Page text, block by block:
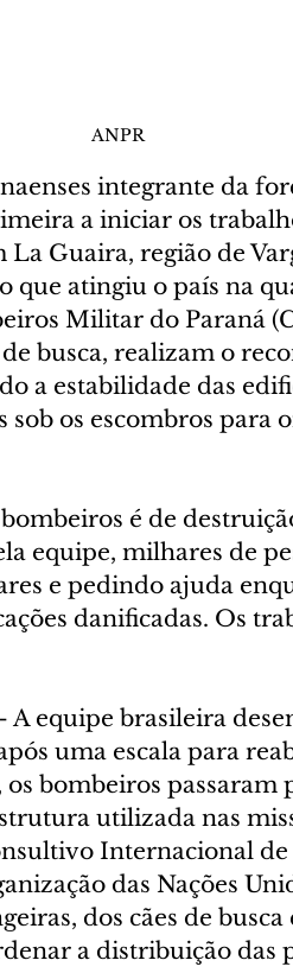
ANPR
integrante da
a iniciar os
La Guaira, região de
que atingiu o país na
Militar do Paraná
busca, realizam o
a estabilidade das
os escombros para
é de
equipe, milhares de
e pedindo ajuda
danificadas. Os
equipe brasileira
uma escala para
os bombeiros passaram
utilizada nas
Internacional de
das Nações
dos cães de
a distribuição das